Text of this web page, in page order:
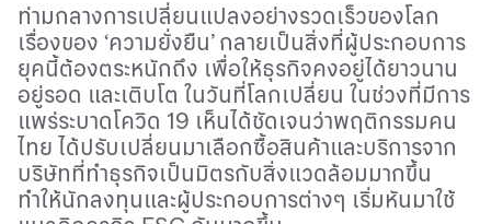
ท่ามกลางการเปลี่ยนแปลงอย่างรวดเร็วของโลก
เรื่องของ ‘ความยั่งยืน’ กลายเป็นสิ่งที่ผู้ประกอบการ
ยุคนี้ต้องตระหนักถึง เพื่อให้ธุรกิจคงอยู่ได้ยาวนาน
อยู่รอด และเติบโต ในวันที่โลกเปลี่ยน ในช่วงที่มีการ
แพร่ระบาดโควิด 19 เห็นได้ชัดเจนว่าพฤติกรรมคน
ไทย ได้ปรับเปลี่ยนมาเลือกซื้อสินค้าและบริการจาก
บริษัทที่ทำธุรกิจเป็นมิตรกับสิ่งแวดล้อมมากขึ้น
ทำให้นักลงทุนและผู้ประกอบการต่างๆ เริ่มหันมาใช้